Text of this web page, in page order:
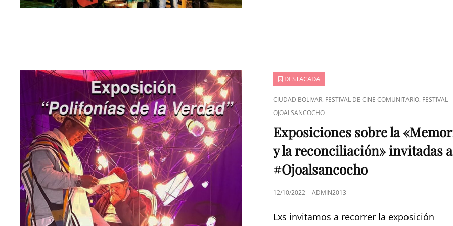
DESTACADA
ENLACES
DE
CATEGORÍAS
CIUDAD BOLIVAR, FESTIVAL DE CINE COMUNITARIO, FESTIVAL
OJOALSANCOCHO
Exposiciones sobre la
y la reconciliación» invitadas a
#Ojoalsancocho
PUBLICADO
12/10/2022 ADMIN2013
Lxs invitamos a recorrer la exposición